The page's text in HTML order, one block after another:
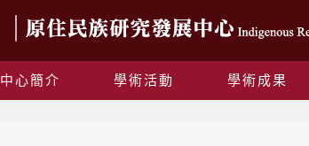
中心簡介 學術活動 學術成果